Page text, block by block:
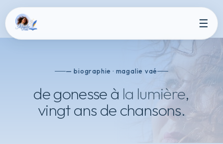
☰
— biographie · magalie vaé
de gonesse à la lumière,
vingt ans de chansons.